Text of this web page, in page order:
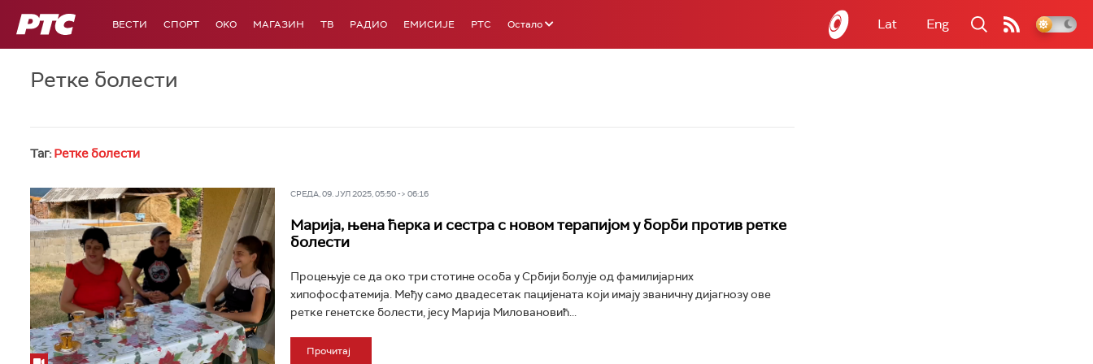
РТС ВЕСТИ СПОРТ OKO МАГАЗИН ТВ РАДИО ЕМИСИЈЕ РТС Остало Lat Eng
Ретке болести
Таг: Ретке болести
СРЕДА, 09. ЈУЛ 2025, 05:50 -> 06:16
Марија, њена ћерка и сестра с новом терапијом у борби против ретке
болести
Процењује се да око три стотине особа у Србији болује од фамилијарних
хипофосфатемија. Међу само двадесетак пацијената који имају званичну дијагнозу ове
ретке генетске болести, јесу Марија Миловановић...
Прочитај